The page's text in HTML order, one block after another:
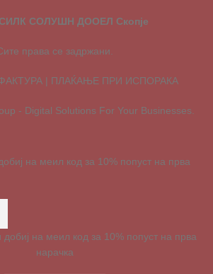
СИЛК СОЛУШН ДООЕЛ Скопје
права се задржани.
| ПЛАЌАЊЕ ПРИ ИСПОРАКА
- Digital Solutions For Your Businesses.
на меил код за 10% попуст на прва
на меил код за 10% попуст на прва
нарачка